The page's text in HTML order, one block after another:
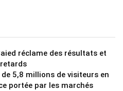
réclame des résultats et
5,8 millions de visiteurs en
portée par les marchés